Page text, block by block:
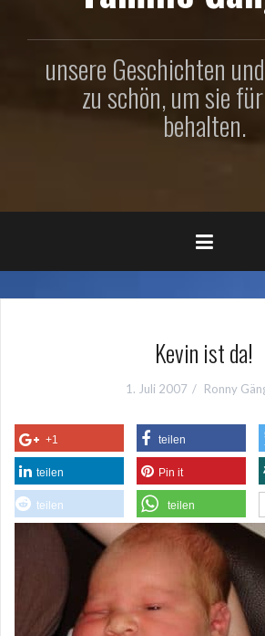
unsere Geschichten
zu schön, um sie
behalten.
Kevin ist da!
1. Juli 2007 Ronny
+1 teilen
teilen Pin it
teilen teilen